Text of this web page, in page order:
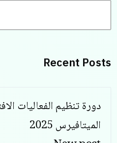
Recent Posts
دورة تنظيم الفعاليات
الميتافيرس 2025